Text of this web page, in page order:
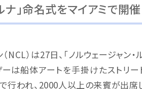
ナ」命名式をマイアミで開催
NCL）は27日、「ノルウェージャン
は船体アートを手掛けたストリー
行われ、2000人以上の来賓が出席